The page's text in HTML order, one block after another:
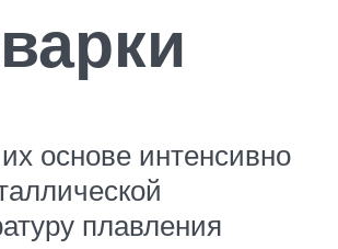
основе интенсивно
плавления